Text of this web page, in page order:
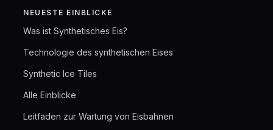
NEUESTE EINBLICKE
Was ist Synthetisches Eis?
Technologie des synthetischen Eises
Synthetic Ice Tiles
Alle Einblicke
Leitfaden zur Wartung von Eisbahnen